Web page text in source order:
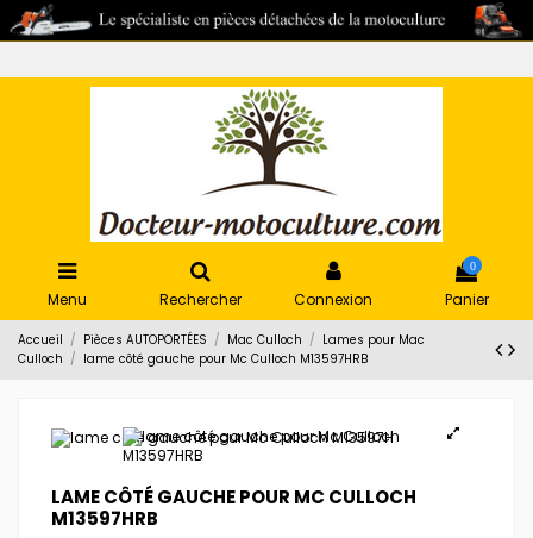
Menu Rechercher Connexion
0
Panier
Accueil Pièces AUTOPORTÉES Mac Culloch
Lames pour Mac
Culloch
lame côté gauche pour Mc Culloch M13597HRB
LAME CÔTÉ GAUCHE POUR MC CULLOCH
M13597HRB